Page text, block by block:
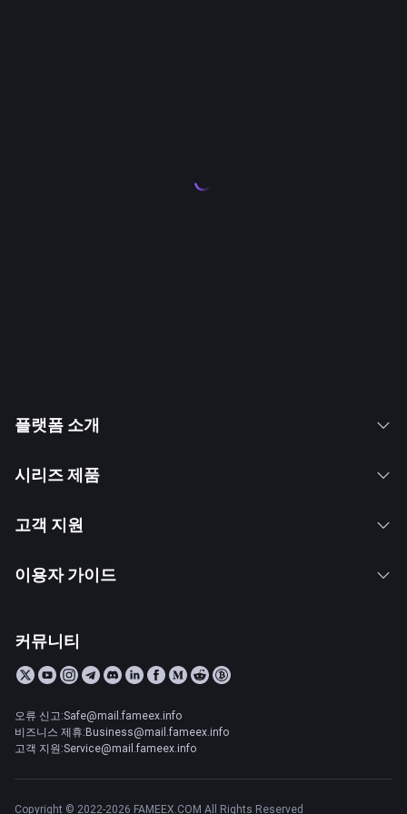
플랫폼 소개
시리즈 제품
고객 지원
이용자 가이드
커뮤니티
오류 신고:Safe@mail.fameex.info
비즈니스 제휴:Business@mail.fameex.info
고객 지원:Service@mail.fameex.info
Copyright © 2022-2026 FAMEEX.COM All Rights Reserved